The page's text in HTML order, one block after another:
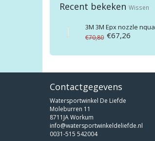
Recent bekeken Wissen
3M 3M Epx nozzle nquadro tbv 400ml 12st
€70,80 €67,26
Contactgegevens
Watersportwinkel De Liefde
Moleburren 11
8711JA Workum
info@watersportwinkeldeliefde.nl
0031-515 542004